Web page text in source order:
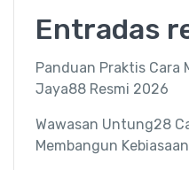
Entradas
Panduan Praktis
Jaya88 Resmi 2026
Wawasan Untung28
Membangun